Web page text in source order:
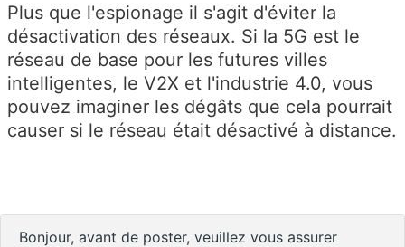
Plus que l'espionage il s'agit d'éviter la
désactivation des réseaux. Si la 5G est le
réseau de base pour les futures villes
intelligentes, le V2X et l'industrie 4.0, vous
pouvez imaginer les dégâts que cela pourrait
causer si le réseau était désactivé à distance.
Bonjour, avant de poster, veuillez vous assurer